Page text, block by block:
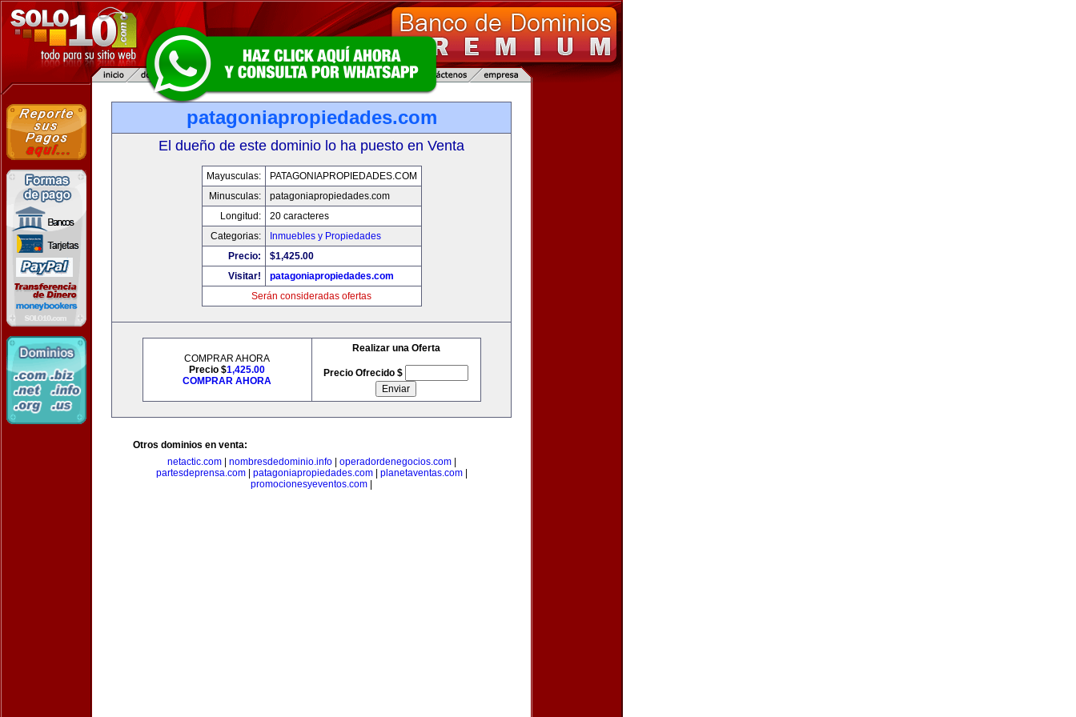
patagoniapropiedades.com
El dueño de este dominio lo ha puesto en Venta
Mayusculas:
PATAGONIAPROPIEDADES.COM
Minusculas:
patagoniapropiedades.com
Longitud:
20 caracteres
Categorias:
Inmuebles y Propiedades
Precio:
$1,425.00
Visitar!
patagoniapropiedades.com
Serán consideradas ofertas
COMPRAR AHORA
Precio $1,425.00
COMPRAR AHORA
Realizar una Oferta
Precio Ofrecido $
Otros dominios en venta:
netactic.com| nombresdedominio.info| operadordenegocios.com|
partesdeprensa.com| patagoniapropiedades.com| planetaventas.com|
promocionesyeventos.com